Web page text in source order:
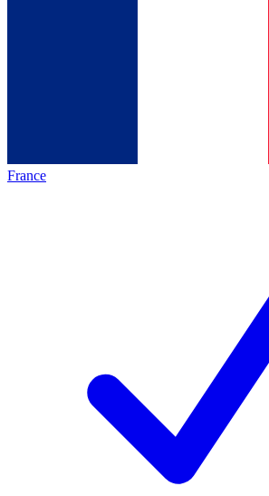
France